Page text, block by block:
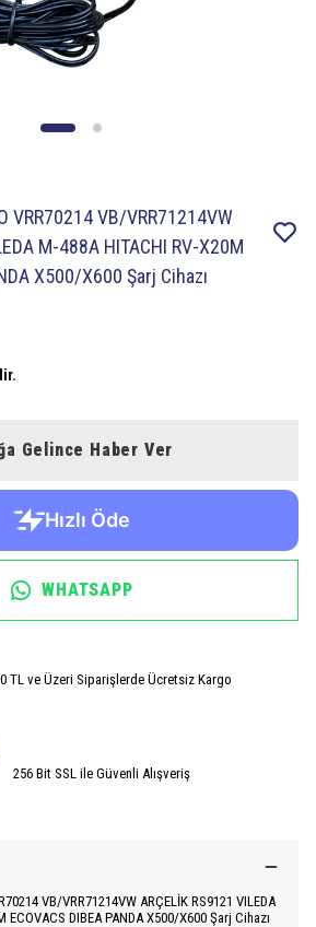
VRR70214 VB/VRR71214VW
M-488A HITACHI RV-X20M
X500/X600 Şarj Cihazı
Gelince Haber Ver
WHATSAPP
TL ve Üzeri Siparişlerde Ücretsiz Kargo
256 Bit SSL ile Güvenli Alışveriş
VB/VRR71214VW ARÇELİK RS9121 VILEDA
ECOVACS DIBEA PANDA X500/X600 Şarj Cihazı